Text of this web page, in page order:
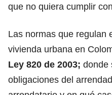
que no quiera cumplir
Las normas que regulan
vivienda urbana en
Ley 820 de 2003; donde
obligaciones del